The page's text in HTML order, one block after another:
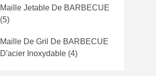
Maille Jetable De BARBECUE
(5)
Maille De Gril De BARBECUE
D'acier Inoxydable (4)